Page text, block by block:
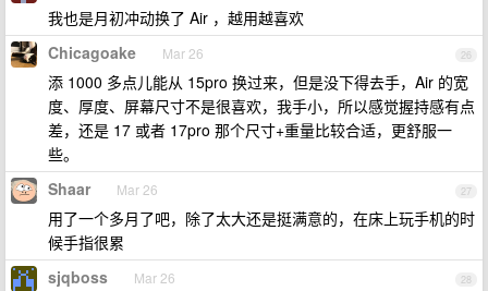
我也是月初冲动换了 Air ，越用越喜欢
26
Chicagoake Mar 26
添 1000 多点儿能从 15pro 换过来，但是没下得去手，Air 的宽
度、厚度、屏幕尺寸不是很喜欢，我手小，所以感觉握持感有点
差，还是 17 或者 17pro 那个尺寸+重量比较合适，更舒服一
些。
27
Shaar Mar 26
用了一个多月了吧，除了太大还是挺满意的，在床上玩手机的时
候手指很累
28
sjqboss Mar 26